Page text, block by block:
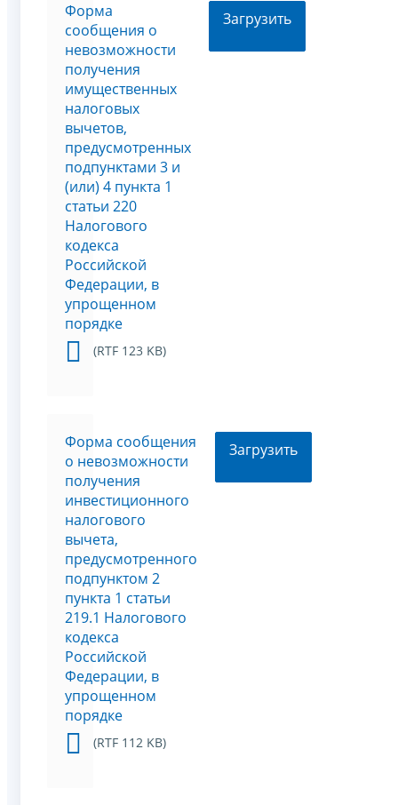
Форма
сообщения о
невозможности
получения
имущественных
налоговых
вычетов,
предусмотренных
подпунктами 3 и
(или) 4 пункта 1
статьи 220
Налогового
кодекса
Российской
Федерации, в
упрощенном
порядке
(RTF 123 KB)
Загрузить
Форма сообщения
о невозможности
получения
инвестиционного
налогового
вычета,
предусмотренного
подпунктом 2
пункта 1 статьи
219.1 Налогового
кодекса
Российской
Федерации, в
упрощенном
порядке
(RTF 112 KB)
Загрузить